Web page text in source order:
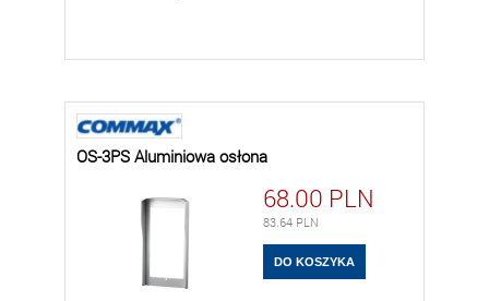
OS-3PS Aluminiowa osłona
68.00 PLN
83.64 PLN